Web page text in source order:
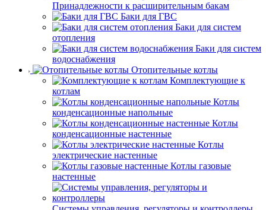
Принадлежности к расширительным бакам
Баки для ГВС
Баки для систем
отопления
Баки для систем
водоснабжения
Отопительные котлы
Комплектующие к
котлам
Котлы
конденсационные напольные
Котлы
конденсационные настенные
Котлы
электрические настенные
Котлы газовые
настенные